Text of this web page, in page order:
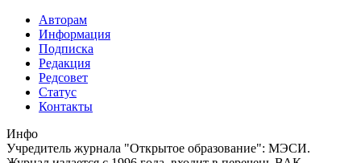
Авторам
Информация
Подписка
Редакция
Редсовет
Статус
Контакты
Инфо
Учредитель журнала "Открытое образование": МЭСИ.